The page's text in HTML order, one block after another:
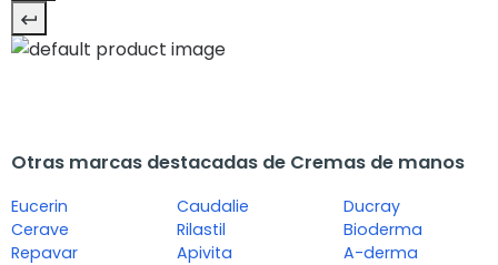
Otras marcas destacadas de Cremas de manos
Eucerin
Cerave
Repavar
Caudalie
Rilastil
Apivita
Ducray
Bioderma
A-derma